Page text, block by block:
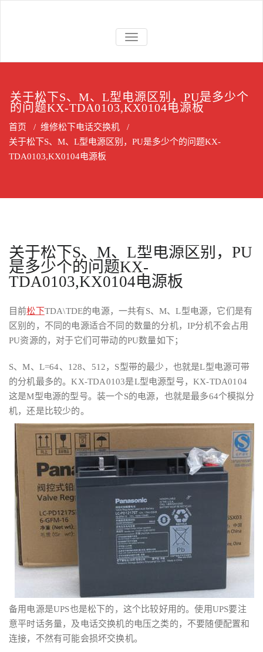
上海维修电话
切
换
关于松下S、M、L型电源区别，PU是多少个
的问题KX-TDA0103,KX0104电源板
首页 / 维修松下电话交换机 /
关于松下S、M、L型电源区别，PU是多少个的问题KX-
TDA0103,KX0104电源板
关于松下S、M、L型电源区别，PU
是多少个的问题KX-
TDA0103,KX0104电源板
目前松下TDA\TDE的电源，一共有S、M、L型电源，它们是有
区别的，不同的电源适合不同的数量的分机，IP分机不会占用
PU资源的，对于它们可带动的PU数量如下；
S、M、L=64、128、512，S型带的最少，也就是L型电源可带
的分机最多的。KX-TDA0103是L型电源型号，KX-TDA0104
这是M型电源的型号。装一个S的电源，也就是最多64个模拟分
机，还是比较少的。
备用电源是UPS也是松下的，这个比较好用的。使用UPS要注
意平时话务量，及电话交换机的电压之类的，不要随便配置和
连接，不然有可能会损坏交换机。